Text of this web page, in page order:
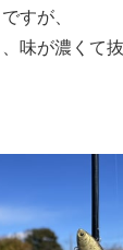
すが、
味が濃くて